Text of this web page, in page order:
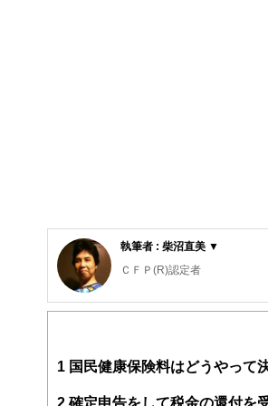
執筆者 : 柴沼直美 ▼
ＣＦＰ(R)認定者
大学を卒業後、保険営業に従
数。現在は、FP業務と教育
1 国民健康保険料はどうやって
2 確定申告をして税金の還付